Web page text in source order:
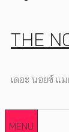
THE
เดอะ นอยซ์ แ
MENU